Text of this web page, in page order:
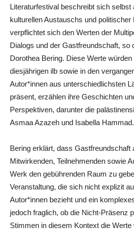
Literaturfestival beschreibt sich selbst
kulturellen Austauschs und
verpflichtet sich den Werten der
Dialogs und der Gastfreundschaft, so
Dorothea Bering. Diese Werte
diesjährigen ilb sowie in den
Autor*innen aus unterschiedlichsten
präsent, erzählen ihre Geschichten
Perspektiven, darunter die
Asmaa Azazeh und Isabella Hammad.
Bering erklärt, dass Gastfreundschaft
Mitwirkenden, Teilnehmenden sowie
Werk den gebührenden Raum zu
Veranstaltung, die sich nicht explizit
Autor*innen bezieht und ein
jedoch fraglich, ob die Nicht-Präsenz
Stimmen in diesem Kontext die